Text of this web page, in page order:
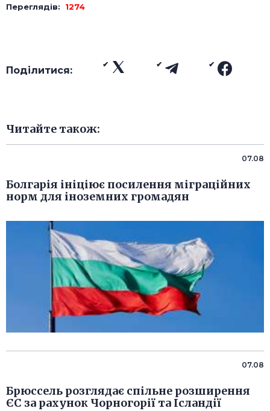
Переглядів: 1274
Поділитися:
Читайте також:
07.08
Болгарія ініціює посилення міграційних
норм для іноземних громадян
07.08
Брюссель розглядає спільне розширення
ЄС за рахунок Чорногорії та Ісландії